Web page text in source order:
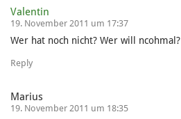
Valentin
19. November 2011 um 17:37
Wer hat noch nicht? Wer will ncohmal?
Reply
Marius
19. November 2011 um 18:35